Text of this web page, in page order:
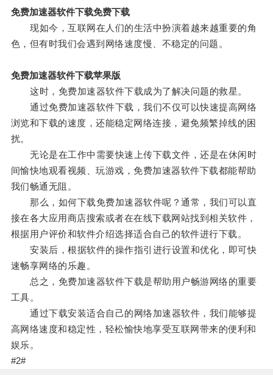
免费加速器软件下载免费下载
现如今，互联网在人们的生活中扮演着越来越重要的角
色，但有时我们会遇到网络速度慢、不稳定的问题。
免费加速器软件下载苹果版
这时，免费加速器软件下载成为了解决问题的救星。
通过免费加速器软件下载，我们不仅可以快速提高网络
浏览和下载的速度，还能稳定网络连接，避免频繁掉线的困
扰。
无论是在工作中需要快速上传下载文件，还是在休闲时
间愉快地观看视频、玩游戏，免费加速器软件下载都能帮助
我们畅通无阻。
那么，如何下载免费加速器软件呢？通常，我们可以直
接在各大应用商店搜索或者在在线下载网站找到相关软件，
根据用户评价和软件介绍选择适合自己的软件进行下载。
安装后，根据软件的操作指引进行设置和优化，即可快
速畅享网络的乐趣。
总之，免费加速器软件下载是帮助用户畅游网络的重要
工具。
通过下载安装适合自己的网络加速器软件，我们能够提
高网络速度和稳定性，轻松愉快地享受互联网带来的便利和
娱乐。
#2#